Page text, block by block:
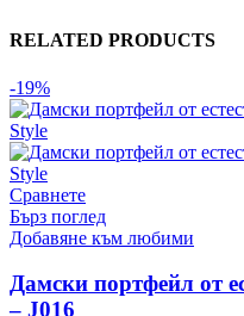
RELATED PRODUCTS
-19%
Сравнете
Бърз поглед
Добавяне към любими
Дамски портфейл от
– J016